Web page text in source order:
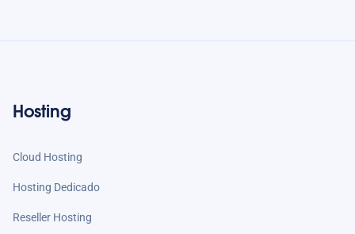
Hosting
Cloud Hosting
Hosting Dedicado
Reseller Hosting